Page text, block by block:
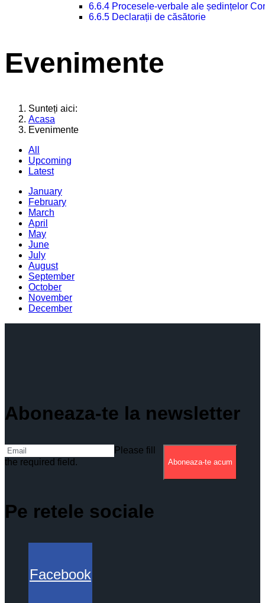
6.6.4 Procesele-verbale ale ședințelor
6.6.5 Declarații de căsătorie
Evenimente
Sunteți aici:
Acasa
Evenimente
All
Upcoming
Latest
January
February
March
April
May
June
July
August
September
October
November
December
Aboneaza-te la newsletter
Please fill
the required field.
Aboneaza-te acum
Pe retele sociale
Facebook